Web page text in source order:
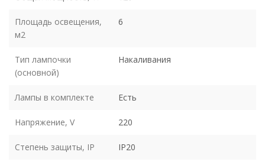
Площадь освещения,
м2
6
Тип лампочки
(основной)
Накаливания
Лампы в комплекте Есть
Напряжение, V 220
Степень защиты, IP IP20